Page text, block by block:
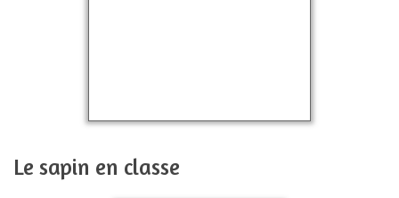
Le sapin en classe